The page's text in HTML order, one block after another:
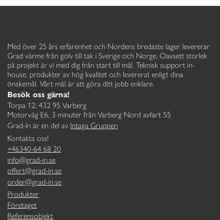
Med över 25 års erfarenhet och Nordens bredaste lager levererar
Grad värme från golv till tak i Sverige och Norge. Oavsett storlek
på projekt är vi med dig från start till mål. Teknisk support in-
house, produkter av hög kvalitet och levererat enligt dina
önskemål. Vårt mål är att göra ditt jobb enklare.
Besök oss gärna!
Torpa 12, 432 95 Varberg
Motorväg E6, 3 minuter från Varberg Nord avfart 55
Grad-In är en del av Intaga Gruppen
Kontakta oss!
+46340-64 68 20
info@grad-in.se
offert@grad-in.se
order@grad-in.se
Produkter
Företaget
Referensobjekt